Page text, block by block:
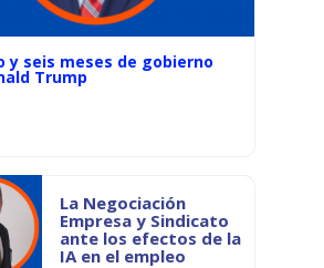
y seis meses de gobierno
Trump
La Negociación
Empresa y Sindicato
ante los efectos de la
IA en el empleo